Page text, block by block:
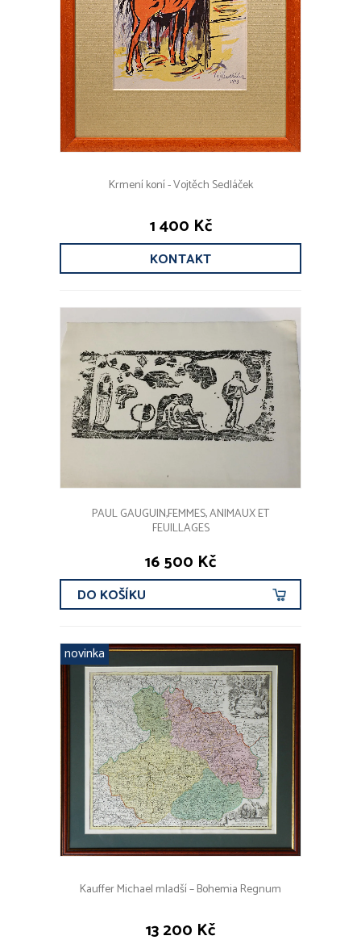
Krmení koní - Vojtěch Sedláček
1 400 Kč
KONTAKT
PAUL GAUGUIN,FEMMES, ANIMAUX ET
FEUILLAGES
16 500 Kč
DO KOŠÍKU
novinka
Kauffer Michael mladší – Bohemia Regnum
13 200 Kč